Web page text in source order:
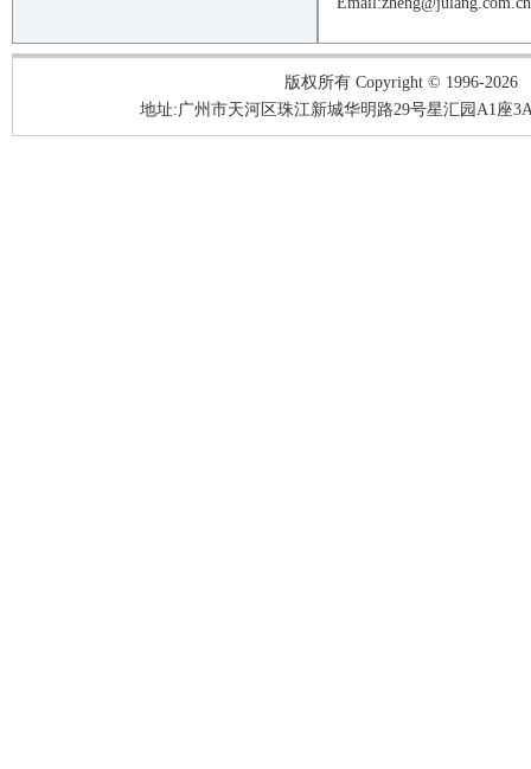
版权所有 Copyright © 1996-2026
地址:广州市天河区珠江新城华明路29号星汇园A1座